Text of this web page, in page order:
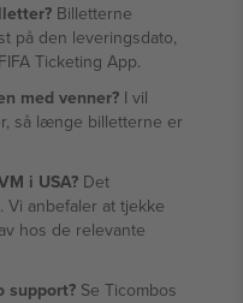
Billetterne
på den leveringsdato,
Ticketing App.
med venner? I vil
så længe billetterne er
i USA? Det
anbefaler at tjekke
hos de relevante
support? Se Ticombos